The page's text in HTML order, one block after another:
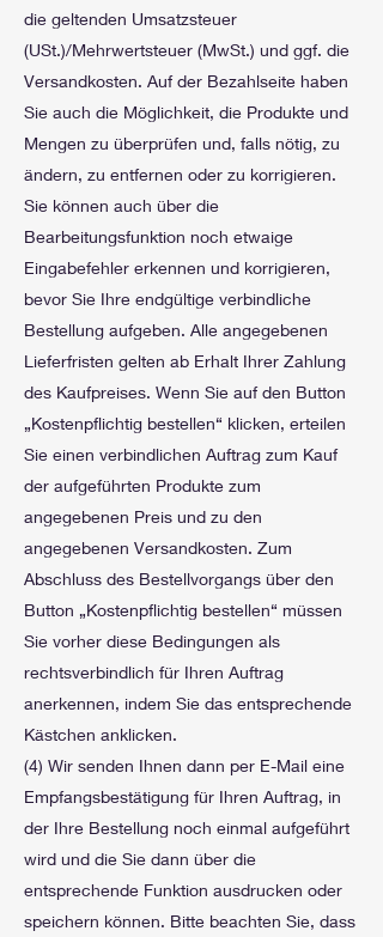
die geltenden Umsatzsteuer
(USt.)/Mehrwertsteuer (MwSt.) und ggf. die
Versandkosten. Auf der Bezahlseite haben
Sie auch die Möglichkeit, die Produkte und
Mengen zu überprüfen und, falls nötig, zu
ändern, zu entfernen oder zu korrigieren.
Sie können auch über die
Bearbeitungsfunktion noch etwaige
Eingabefehler erkennen und korrigieren,
bevor Sie Ihre endgültige verbindliche
Bestellung aufgeben. Alle angegebenen
Lieferfristen gelten ab Erhalt Ihrer Zahlung
des Kaufpreises. Wenn Sie auf den Button
„Kostenpflichtig bestellen“ klicken, erteilen
Sie einen verbindlichen Auftrag zum Kauf
der aufgeführten Produkte zum
angegebenen Preis und zu den
angegebenen Versandkosten. Zum
Abschluss des Bestellvorgangs über den
Button „Kostenpflichtig bestellen“ müssen
Sie vorher diese Bedingungen als
rechtsverbindlich für Ihren Auftrag
anerkennen, indem Sie das entsprechende
Kästchen anklicken.
(4) Wir senden Ihnen dann per E-Mail eine
Empfangsbestätigung für Ihren Auftrag, in
der Ihre Bestellung noch einmal aufgeführt
wird und die Sie dann über die
entsprechende Funktion ausdrucken oder
speichern können. Bitte beachten Sie, dass